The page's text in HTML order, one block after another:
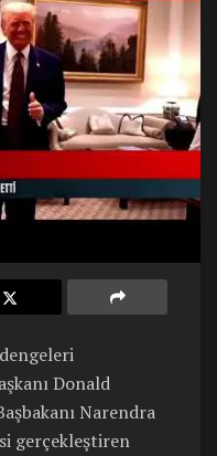
Donald
Narendra
gerçekleştiren